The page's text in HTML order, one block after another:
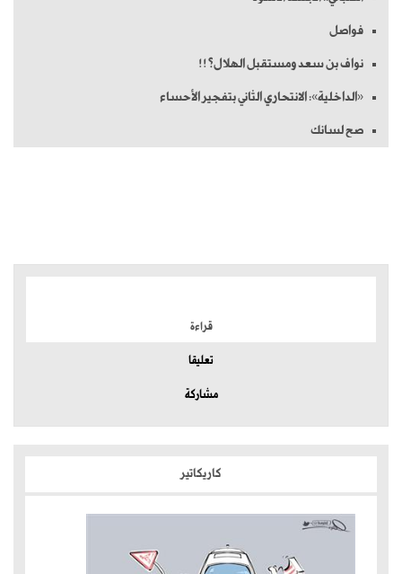
فواصل
نواف بن سعد ومستقبل الهلال؟!!
«الداخلية»: الانتحاري الثاني بتفجير الأحساء
صح لسانك
قراءة
تعليقا
مشاركة
كاريكاتير